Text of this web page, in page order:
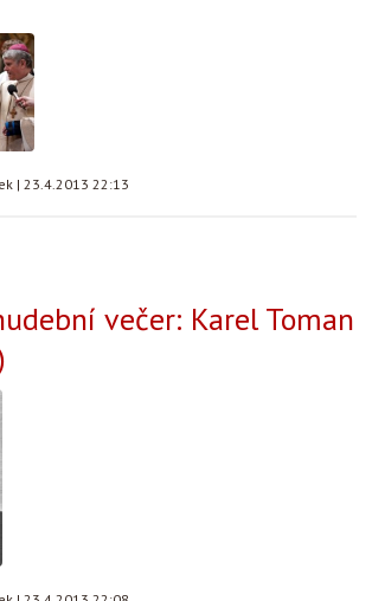
| 23.4.2013 22:13
večer: Karel Toman